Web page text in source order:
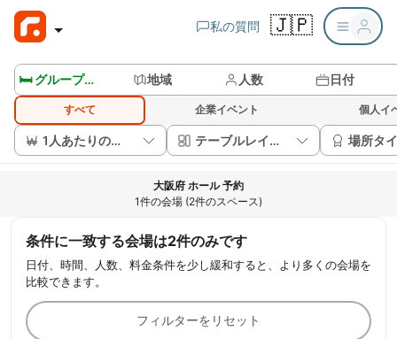
私の質問 🇯🇵
🛏️ グループルームを見る 地域 人数 日付
すべて 企業イベント 個人イ
1人あたりの価格 テーブルレイアウト 場所タ
大阪府 ホール 予約
1件の会場 (2件のスペース)
条件に一致する会場は2件のみです
日付、時間、人数、料金条件を少し緩和すると、より多くの会場を
比較できます。
フィルターをリセット